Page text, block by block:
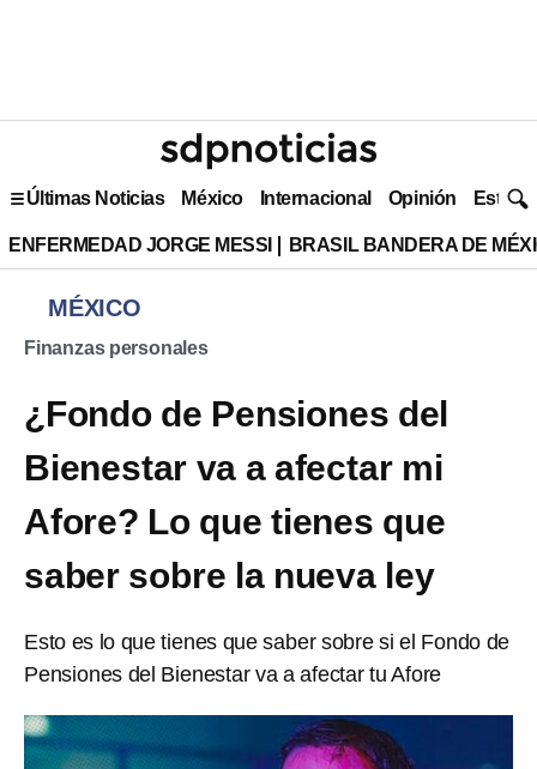
Últimas Noticias México Internacional Opinión Estilo
ENFERMEDAD JORGE MESSI BRASIL BANDERA DE
MÉXICO
Finanzas personales
¿Fondo de Pensiones del
Bienestar va a afectar mi
Afore? Lo que tienes que
saber sobre la nueva ley
Esto es lo que tienes que saber sobre si el Fondo de
Pensiones del Bienestar va a afectar tu Afore